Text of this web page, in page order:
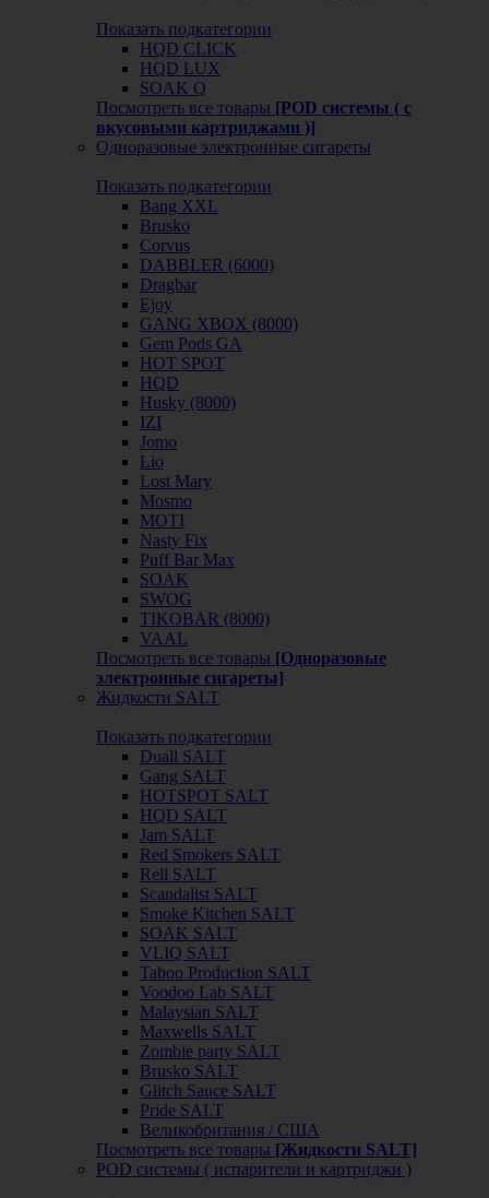
Показать подкатегории
HQD CLICK
HQD LUX
SOAK Q
Посмотреть все товары [POD системы ( с
вкусовыми картриджами )]
Одноразовые электронные сигареты
Показать подкатегории
Bang XXL
Brusko
Corvus
DABBLER (6000)
Dragbar
Ejoy
GANG XBOX (8000)
Gem Pods GA
HOT SPOT
HQD
Husky (8000)
IZI
Jomo
Lio
Lost Mary
Mosmo
MOTI
Nasty Fix
Puff Bar Max
SOAK
SWOG
TIKOBAR (8000)
VAAL
Посмотреть все товары [Одноразовые
электронные сигареты]
Жидкости SALT
Показать подкатегории
Duall SALT
Gang SALT
HOTSPOT SALT
HQD SALT
Jam SALT
Red Smokers SALT
Rell SALT
Scandalist SALT
Smoke Kitchen SALT
SOAK SALT
VLIQ SALT
Taboo Production SALT
Voodoo Lab SALT
Malaysian SALT
Maxwells SALT
Zombie party SALT
Brusko SALT
Glitch Sauce SALT
Pride SALT
Великобритания / США
Посмотреть все товары [Жидкости SALT]
POD системы ( испарители и картриджи )